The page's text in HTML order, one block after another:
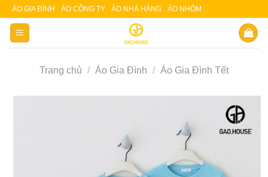
Skip
content
ÁO GIA ĐÌNH ÁO CÔNG TY ÁO NHÀ HÀNG ÁO NHÓM
Trang chủ / Áo Gia Đình / Áo Gia Đình Tết